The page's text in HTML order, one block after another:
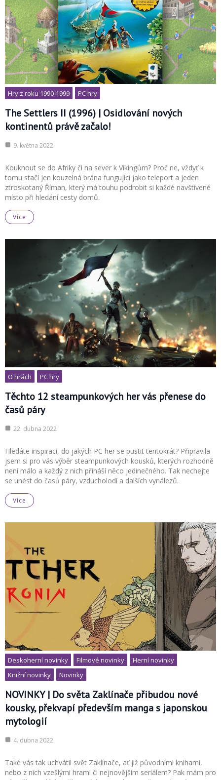
Hry z roku 1990-1999 PC hry
The Settlers II (1996) | Osidlování nových
kontinentů právě začalo!
9. května 2022
Kouknout se do Afriky či na sever k Vikingům? Proč ne, vždyť k
tomu stačí jen kouzelná brána fungující jako teleport a jeden
ztroskotaný Říman, který má touhu podrobit si každé navštívené
místo při hledání cesty domů.
Více
O hrách PC hry
Těchto 12 steampunkových her vás přenese do
časů páry
22. dubna 2022
Hledáte inspiraci, do jakých PC her se pustit tentokrát? Připravila
jsem si pro vás výběr steampunkových kousků, kterých rozhodně
není málo a každý z nich přináší něco jedinečného. Tak nechejte
se unést do časů páry, vzducholodí a dalších vynálezů.
Více
Deskoherní novinky Filmové novinky
Herní novinky
Knižní novinky
Novinky
NOVINKY | Do světa Zaklínače přibudou nové
kousky, překvapí především manga s japonskou
mytologií
4. dubna 2022
Také vás tak uchvátil svět Zaklínače, ať již původními knihami,
nebo z nich vzešlými hrami či nejnovějším seriálem? Pak mám pro